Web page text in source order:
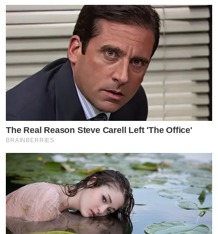
The Real Reason Steve Carell Left 'The Office'
BRAINBERRIES